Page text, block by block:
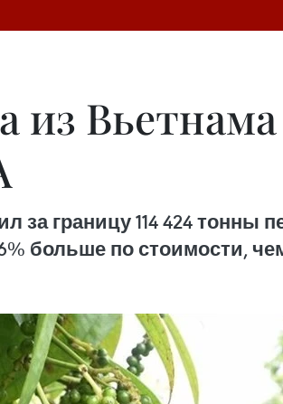
из
за границу 114 424 тонны
больше по стоимости,